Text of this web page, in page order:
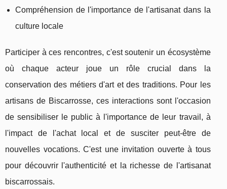
Compréhension de l'importance de l'artisanat dans la
culture locale
Participer à ces rencontres, c'est soutenir un écosystème
où chaque acteur joue un rôle crucial dans la
conservation des métiers d'art et des traditions. Pour les
artisans de Biscarrosse, ces interactions sont l'occasion
de sensibiliser le public à l'importance de leur travail, à
l'impact de l'achat local et de susciter peut-être de
nouvelles vocations. C'est une invitation ouverte à tous
pour découvrir l'authenticité et la richesse de l'artisanat
biscarrossais.